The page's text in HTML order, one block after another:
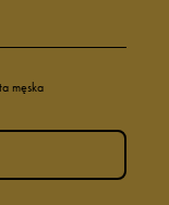
męska